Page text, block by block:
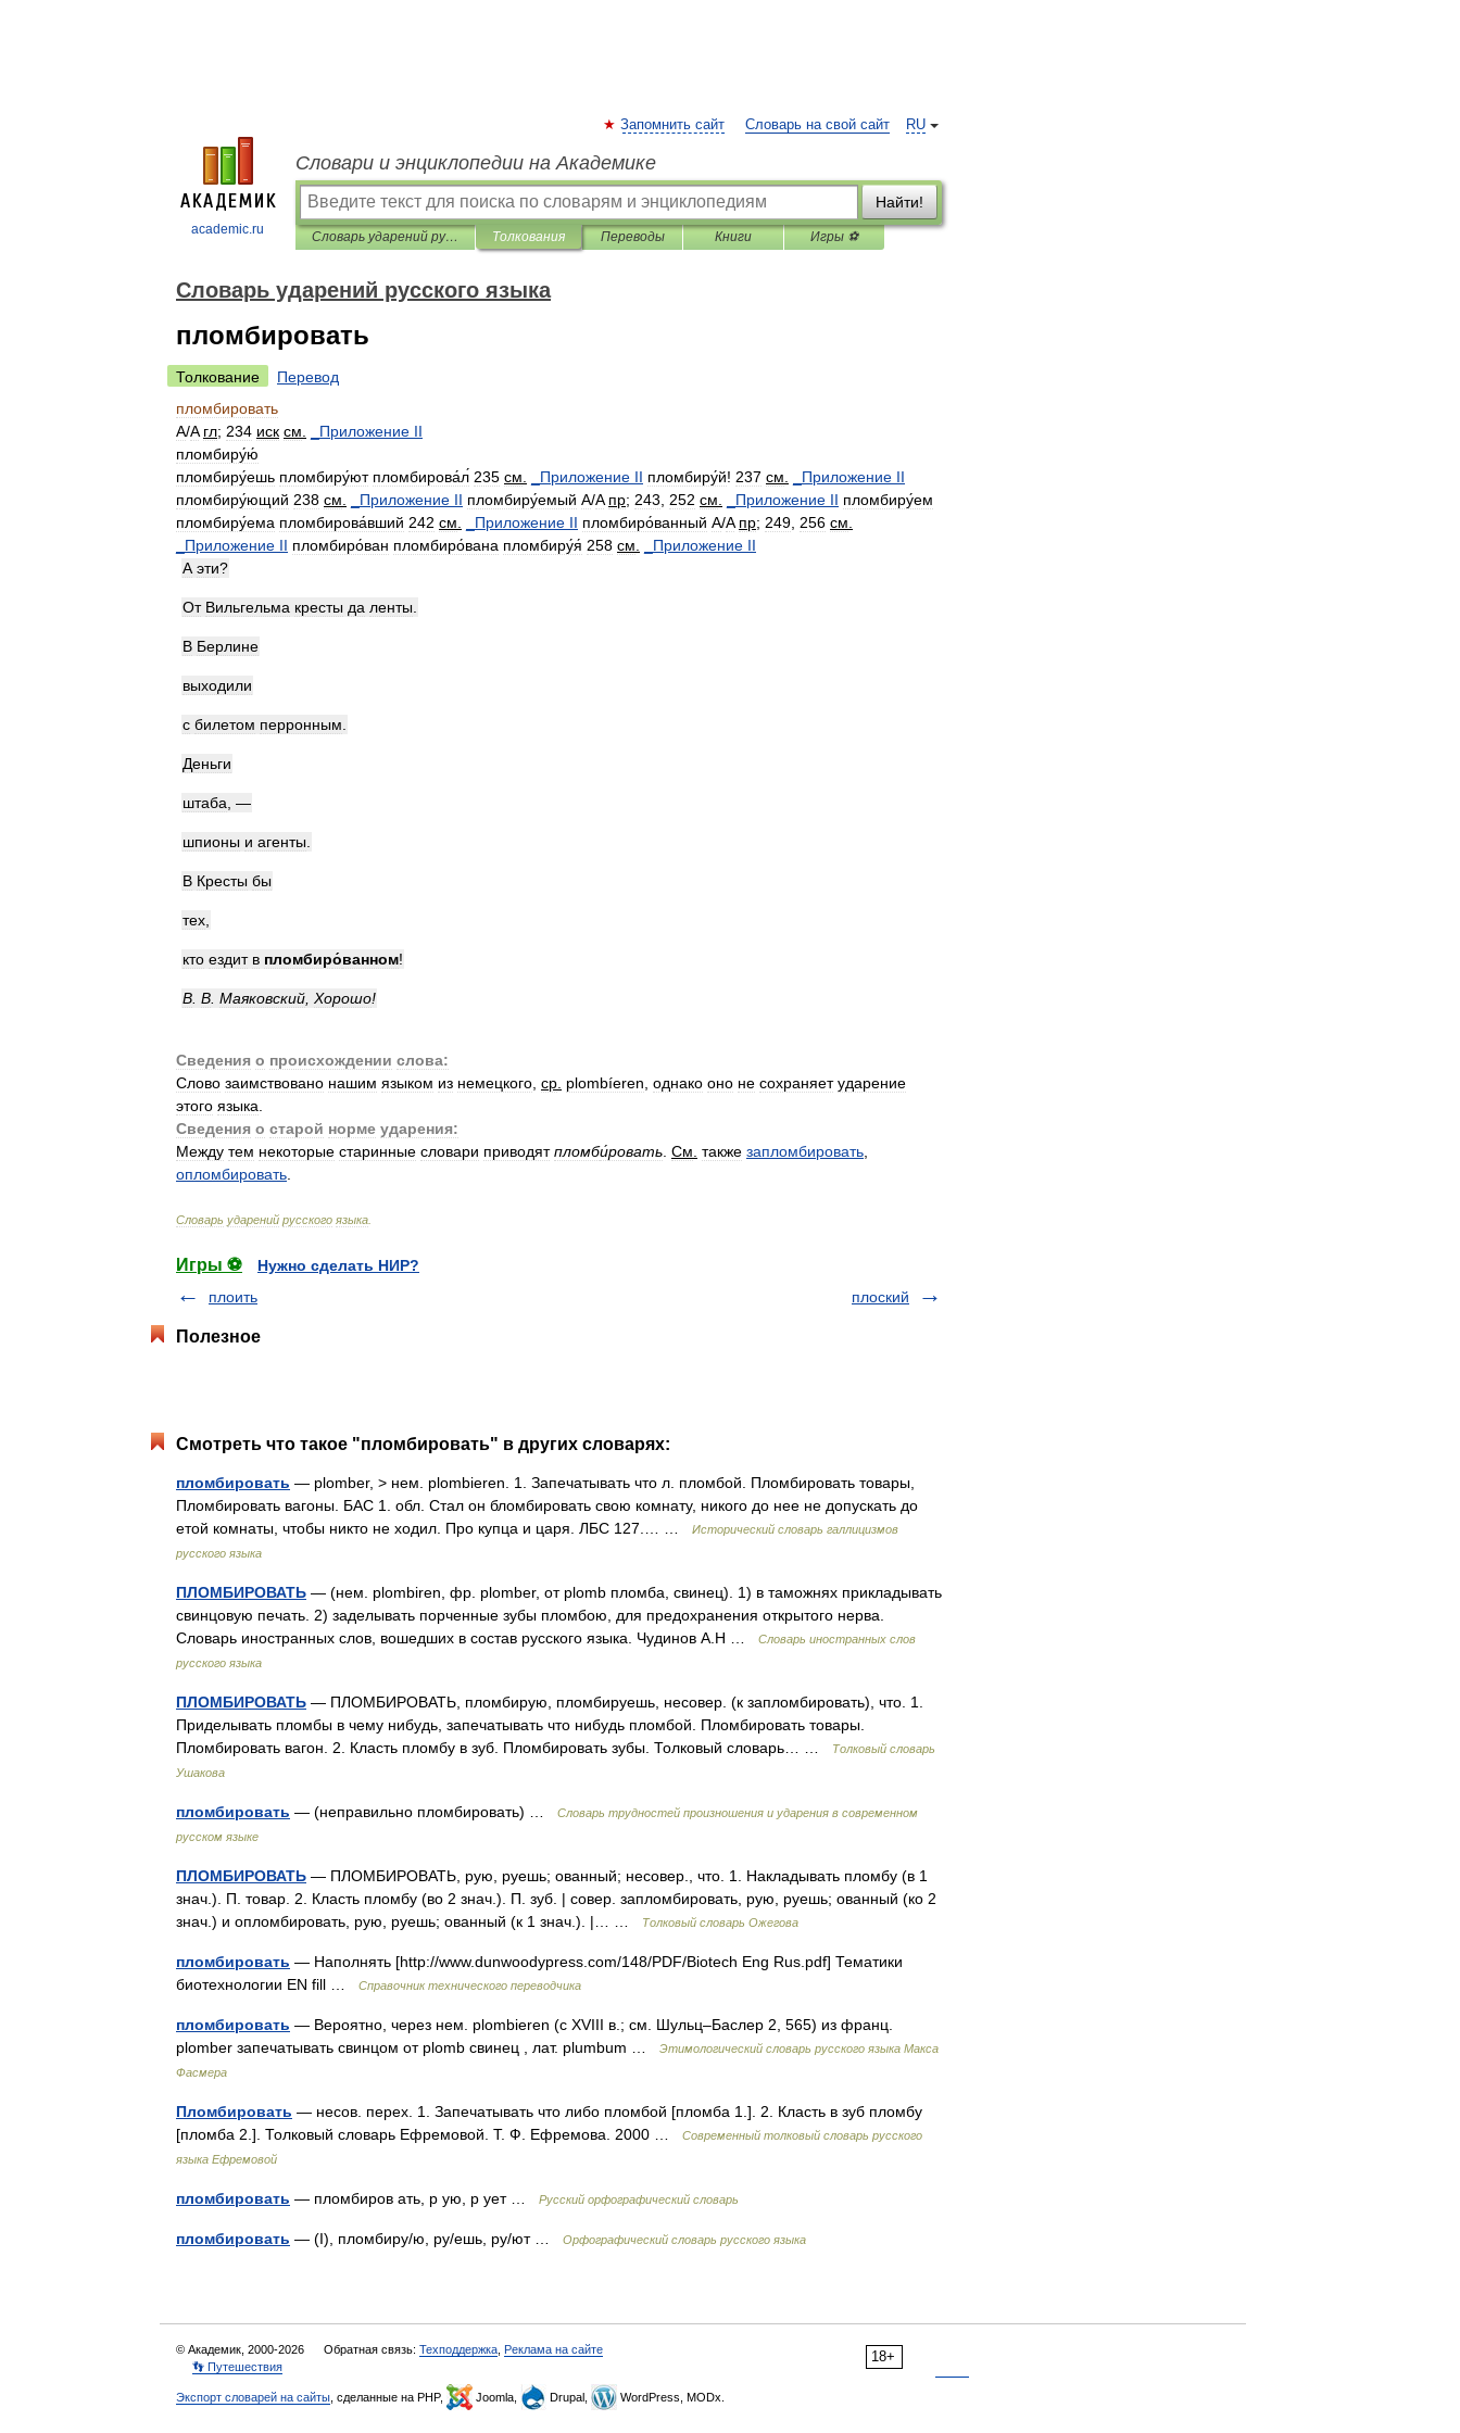
academic.ru
RU
Запомнить сайт Словарь на свой сайт
Словари и энциклопедии на Академике
Найти!
Словарь ударений русского языка Толкования Переводы Книги Игры ⚽
Словарь ударений русского языка
пломбировать
Толкование
Перевод
пломбировать
A/A гл; 234 иск см Приложение II
пломбиру́ю́
пломбиру́ешь пломбиру́ют пломбирова́л́ 235 см Приложение II пломбиру́й! 237 см Приложение II
пломбиру́ющий 238 см Приложение II пломбиру́емый A/A пр; 243 252 см Приложение II пломбиру́ем
пломбиру́ема пломбирова́вший 242 см Приложение II пломбиро́ванный A/A пр; 249 256 см
Приложение II пломбиро́ван пломбиро́вана пломбиру́я́ 258 см Приложение II
А эти?
От Вильгельма кресты да ленты
В Берлине
выходили
с билетом перронным
Деньги
штаба , —
шпионы и агенты
В Кресты бы
тех
кто ездит в пломбиро́ванном!
В В Маяковский Хорошо!
Сведения о происхождении слова:
Слово заимствовано нашим языком из немецкого ср plombíeren однако оно не сохраняет ударение
этого языка
Сведения о старой норме ударения:
Между тем некоторые старинные словари приводят пломби́ровать См также запломбировать
опломбировать
Словарь ударений русского языка
Игры ⚽
Нужно сделать НИР?
плоить
плоский
Полезное
Смотреть что такое "пломбировать" в других словарях:
пломбировать — plomber, > нем. plombieren. 1. Запечатывать что л. пломбой. Пломбировать товары,
Пломбировать вагоны. БАС 1. обл. Стал он бломбировать свою комнату, никого до нее не допускать до
етой комнаты, чтобы никто не ходил. Про купца и царя. ЛБС 127.… …
Исторический словарь галлицизмов
русского языка
ПЛОМБИРОВАТЬ — (нем. plombiren, фр. plomber, от plomb пломба, свинец). 1) в таможнях прикладывать
свинцовую печать. 2) заделывать порченные зубы пломбою, для предохранения открытого нерва.
Словарь иностранных слов, вошедших в состав русского языка. Чудинов А.Н …
Словарь иностранных слов
русского языка
ПЛОМБИРОВАТЬ — ПЛОМБИРОВАТЬ, пломбирую, пломбируешь, несовер. (к запломбировать), что. 1.
Приделывать пломбы в чему нибудь, запечатывать что нибудь пломбой. Пломбировать товары.
Пломбировать вагон. 2. Класть пломбу в зуб. Пломбировать зубы. Толковый словарь… …
Толковый словарь
Ушакова
пломбировать — (неправильно пломбировать) …
Словарь трудностей произношения и ударения в современном
русском языке
ПЛОМБИРОВАТЬ — ПЛОМБИРОВАТЬ, рую, руешь; ованный; несовер., что. 1. Накладывать пломбу (в 1
знач.). П. товар. 2. Класть пломбу (во 2 знач.). П. зуб. | совер. запломбировать, рую, руешь; ованный (ко 2
знач.) и опломбировать, рую, руешь; ованный (к 1 знач.). |… …
Толковый словарь Ожегова
пломбировать — Наполнять [http://www.dunwoodypress.com/148/PDF/Biotech Eng Rus.pdf] Тематики
биотехнологии EN fill …
Справочник технического переводчика
пломбировать — Вероятно, через нем. plombieren (с XVIII в.; см. Шульц–Баслер 2, 565) из франц.
рlоmbеr запечатывать свинцом от рlоmb свинец , лат. plumbum …
Этимологический словарь русского языка Макса
Фасмера
Пломбировать — несов. перех. 1. Запечатывать что либо пломбой [пломба 1.]. 2. Класть в зуб пломбу
[пломба 2.]. Толковый словарь Ефремовой. Т. Ф. Ефремова. 2000 …
Современный толковый словарь русского
языка Ефремовой
пломбировать — пломбиров ать, р ую, р ует … Русский орфографический словарь
пломбировать — (I), пломбиру/ю, ру/ешь, ру/ют … Орфографический словарь русского языка
18+
© Академик, 2000-2026 Обратная связь: Техподдержка Реклама на сайте
👣 Путешествия
Экспорт словарей на сайты , сделанные на PHP, Joomla, Drupal, WordPress, MODx.